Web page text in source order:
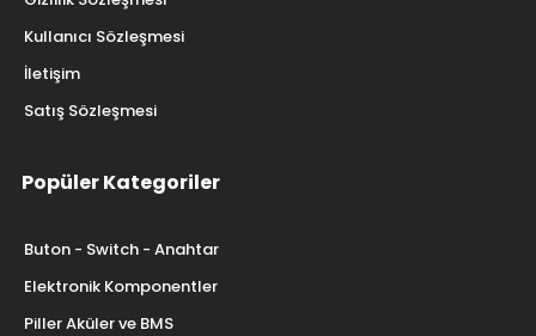
Kullanıcı Sözleşmesi
İletişim
Satış Sözleşmesi
Popüler Kategoriler
Buton - Switch - Anahtar
Elektronik Komponentler
Piller Aküler ve BMS